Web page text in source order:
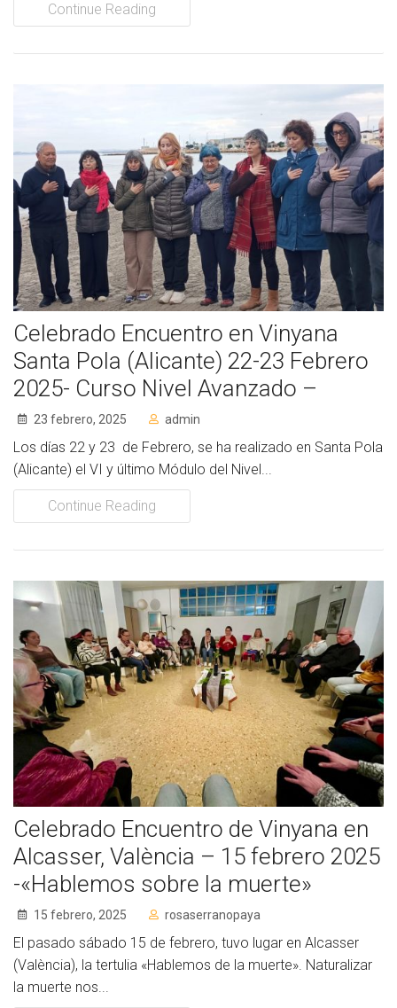
Continue Reading
Celebrado Encuentro en Vinyana
Santa Pola (Alicante) 22-23 Febrero
2025- Curso Nivel Avanzado –
23 febrero, 2025 admin
Los días 22 y 23 de Febrero, se ha realizado en Santa Pola
(Alicante) el VI y último Módulo del Nivel...
Continue Reading
Celebrado Encuentro de Vinyana en
Alcasser, València – 15 febrero 2025
-«Hablemos sobre la muerte»
15 febrero, 2025 rosaserranopaya
El pasado sábado 15 de febrero, tuvo lugar en Alcasser
(València), la tertulia «Hablemos de la muerte». Naturalizar
la muerte nos...